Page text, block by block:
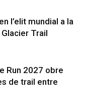
l’elit mundial a la
Trail
Run 2027 obre
de trail entre